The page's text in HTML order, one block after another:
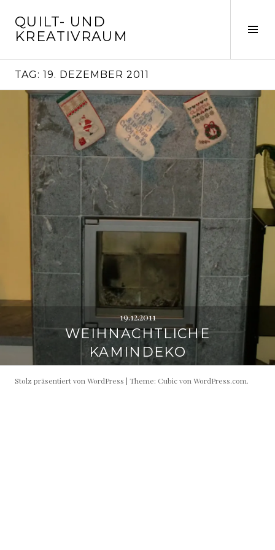
zum
Inhalt
QUILT- UND
KREATIVRAUM
TAG: 19. DEZEMBER 2011
19.12.2011
WEIHNACHTLICHE
KAMINDEKO
Stolz präsentiert von WordPress | Theme: Cubic von WordPress.com.